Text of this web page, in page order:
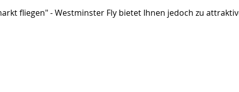
fliegen" - Westminster Fly bietet Ihnen jedoch zu